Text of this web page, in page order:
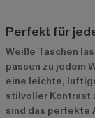
Perfekt für
Weiße Taschen
passen zu jedem
eine leichte,
stilvoller Kontrast
sind das perfekte